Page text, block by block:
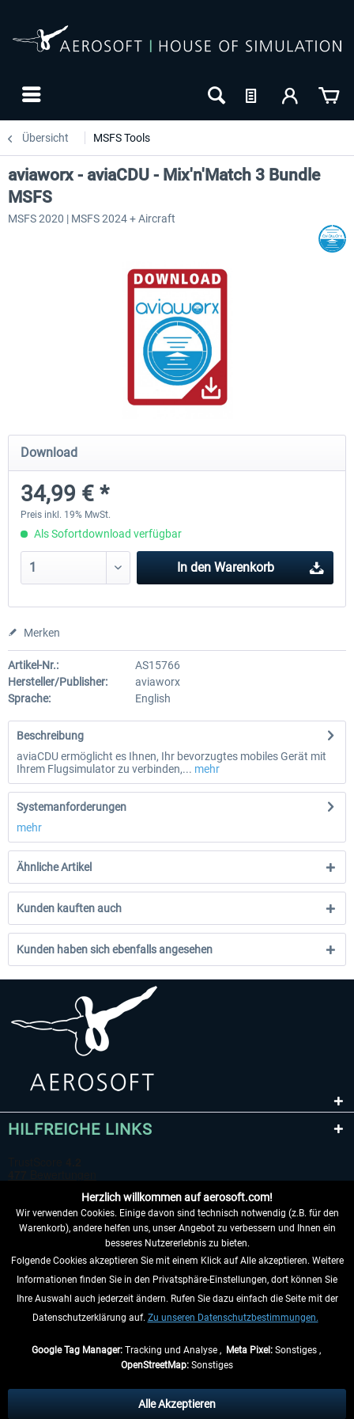
Übersicht MSFS Tools
aviaworx - aviaCDU - Mix'n'Match 3 Bundle
MSFS
MSFS 2020 | MSFS 2024 + Aircraft
Download
34,99 € *
Preis inkl. 19% MwSt.
Als Sofortdownload verfügbar
In den Warenkorb
Merken
Artikel-Nr.:
AS15766
Hersteller/Publisher:
aviaworx
Sprache:
English
Beschreibung
aviaCDU ermöglicht es Ihnen, Ihr bevorzugtes mobiles Gerät mit
Ihrem Flugsimulator zu verbinden,... mehr
Systemanforderungen
mehr
Ähnliche Artikel
Kunden kauften auch
Kunden haben sich ebenfalls angesehen
HILFREICHE LINKS
VERTRAG WIDERRUFEN
INFORMATIONEN
anders beschrieben.
Herzlich willkommen auf aerosoft.com!
Wir verwenden Cookies. Einige davon sind technisch notwendig (z.B. für den
Warenkorb), andere helfen uns, unser Angebot zu verbessern und Ihnen ein
besseres Nutzererlebnis zu bieten.
Folgende Cookies akzeptieren Sie mit einem Klick auf Alle akzeptieren. Weitere
Informationen finden Sie in den Privatsphäre-Einstellungen, dort können Sie
Ihre Auswahl auch jederzeit ändern. Rufen Sie dazu einfach die Seite mit der
Datenschutzerklärung auf. Zu unseren Datenschutzbestimmungen.
Google Tag Manager:Tracking und Analyse , Meta Pixel:Sonstiges ,
OpenStreetMap: Sonstiges
Alle Akzeptieren